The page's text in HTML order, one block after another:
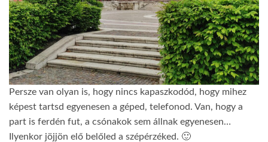
Persze van olyan is, hogy nincs kapaszkodód, hogy mihez
képest tartsd egyenesen a géped, telefonod. Van, hogy a
part is ferdén fut, a csónakok sem állnak egyenesen…
Ilyenkor jöjjön elő belőled a szépérzéked. 🙂